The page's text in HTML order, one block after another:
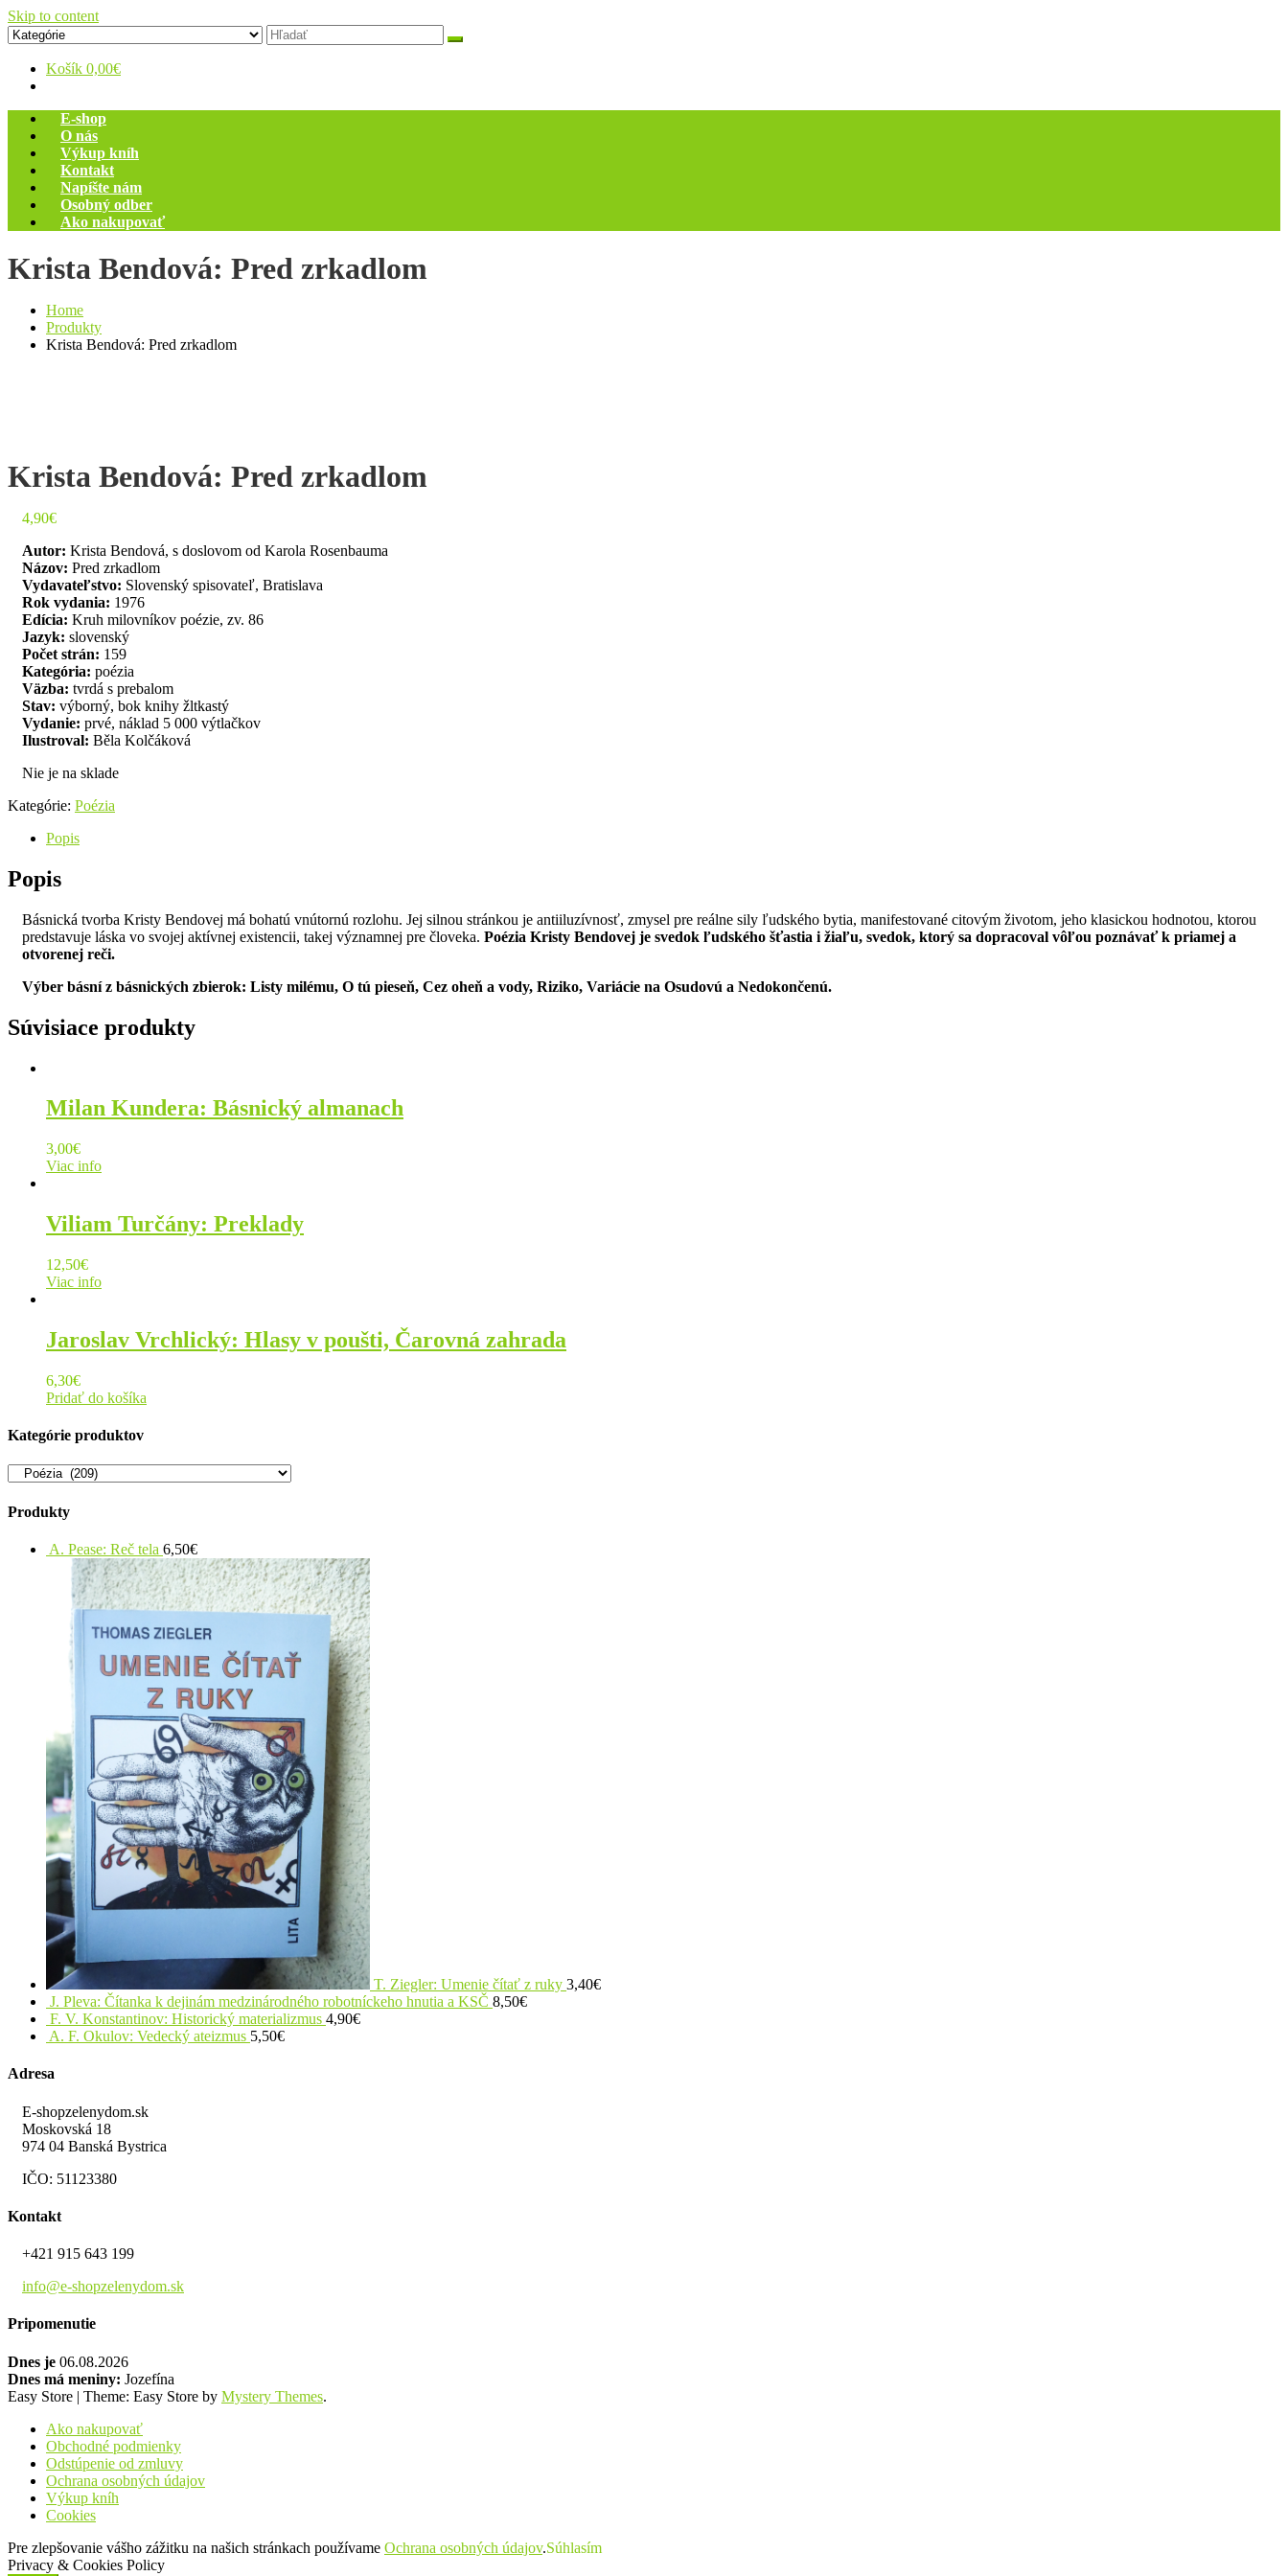
Skip to content
Zelený dom
Antikvariát
Košík 0,00€
E-shop
O nás
Výkup kníh
Kontakt
Napíšte nám
Osobný odber
Ako nakupovať
Krista Bendová: Pred zrkadlom
Home
Produkty
Krista Bendová: Pred zrkadlom
Krista Bendová: Pred zrkadlom
4,90€
Autor: Krista Bendová, s doslovom od Karola Rosenbauma
Názov: Pred zrkadlom
Vydavateľstvo: Slovenský spisovateľ, Bratislava
Rok vydania: 1976
Edícia: Kruh milovníkov poézie, zv. 86
Jazyk: slovenský
Počet strán: 159
Kategória: poézia
Väzba: tvrdá s prebalom
Stav: výborný, bok knihy žltkastý
Vydanie: prvé, náklad 5 000 výtlačkov
Ilustroval: Běla Kolčáková
Nie je na sklade
Kategórie: Poézia
Popis
Popis
Básnická tvorba Kristy Bendovej má bohatú vnútornú rozlohu. Jej silnou stránkou je antiiluzívnosť, zmysel pre reálne sily ľudského bytia, manifestované citovým životom, jeho klasickou hodnotou, ktorou
predstavuje láska vo svojej aktívnej existencii, takej významnej pre človeka. Poézia Kristy Bendovej je svedok ľudského šťastia i žiaľu, svedok, ktorý sa dopracoval vôľou poznávať k priamej a
otvorenej reči.
Výber básní z básnických zbierok: Listy milému, O tú pieseň, Cez oheň a vody, Riziko, Variácie na Osudovú a Nedokončenú.
Súvisiace produkty
Milan Kundera: Básnický almanach
3,00€
Viac info
Viliam Turčány: Preklady
12,50€
Viac info
Jaroslav Vrchlický: Hlasy v poušti, Čarovná zahrada
6,30€
Pridať do košíka
Kategórie produktov
Produkty
A. Pease: Reč tela 6,50€
T. Ziegler: Umenie čítať z ruky 3,40€
J. Pleva: Čítanka k dejinám medzinárodného robotníckeho hnutia a KSČ 8,50€
F. V. Konstantinov: Historický materializmus 4,90€
A. F. Okulov: Vedecký ateizmus 5,50€
Adresa
E-shopzelenydom.sk
Moskovská 18
974 04 Banská Bystrica
IČO: 51123380
Kontakt
+421 915 643 199
info@e-shopzelenydom.sk
Pripomenutie
Dnes je 06.08.2026
Dnes má meniny: Jozefína
Easy Store | Theme: Easy Store by Mystery Themes.
Ako nakupovať
Obchodné podmienky
Odstúpenie od zmluvy
Ochrana osobných údajov
Výkup kníh
Cookies
Pre zlepšovanie vášho zážitku na našich stránkach používame Ochrana osobných údajov.Súhlasím
Privacy & Cookies Policy